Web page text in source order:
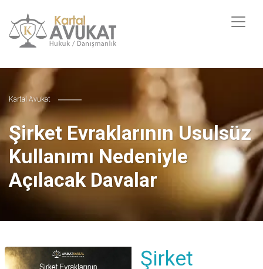
Kartal Avukat
Şirket Evraklarının Usulsüz
Kullanımı Nedeniyle
Açılacak Davalar
Şirket